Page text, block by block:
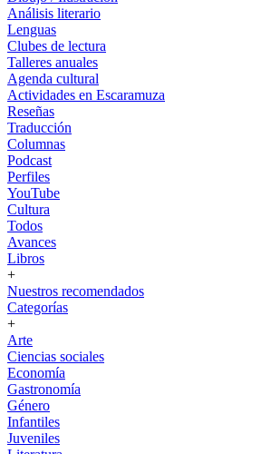
Análisis literario
Lenguas
Clubes de lectura
Talleres anuales
Agenda cultural
Actividades en Escaramuza
Reseñas
Traducción
Columnas
Podcast
Perfiles
YouTube
Cultura
Todos
Avances
Libros
+
Nuestros recomendados
Categorías
+
Arte
Ciencias sociales
Economía
Gastronomía
Género
Infantiles
Juveniles